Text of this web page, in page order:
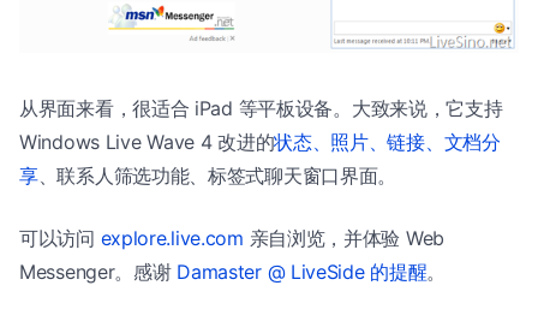
从界面来看，很适合 iPad 等平板设备。大致来说，它支持
Windows Live Wave 4 改进的状态、照片、链接、文档分
享、联系人筛选功能、标签式聊天窗口界面。
可以访问 explore.live.com 亲自浏览，并体验 Web
Messenger。感谢 Damaster @ LiveSide 的提醒。